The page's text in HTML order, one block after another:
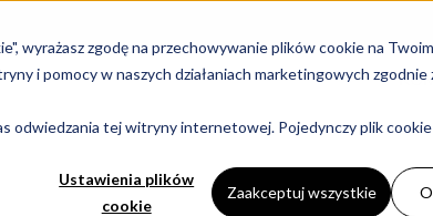
wyrażasz zgodę na przechowywanie plików cookie na
i pomocy w naszych działaniach marketingowych zgodnie
odwiedzania tej witryny internetowej. Pojedynczy plik
Ustawienia plików
cookie
Zaakceptuj wszystkie